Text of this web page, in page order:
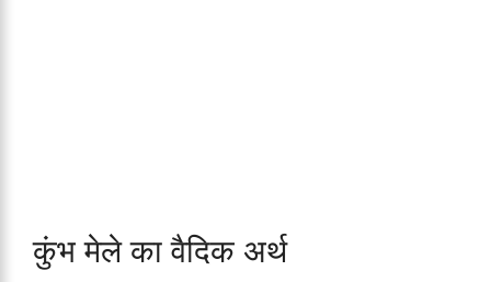
कुंभ मेले का वैदिक अर्थ